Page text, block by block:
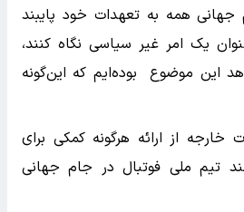
جهانی همه به تعهدات خود پایبند
یک امر غیر سیاسی نگاه کنند،
این موضوع بوده‌ایم که این‌گونه
خارجه از ارائه هرگونه کمکی برای
تیم ملی فوتبال در جام جهانی